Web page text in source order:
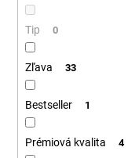
Tip 0
Zľava 33
Bestseller 1
Prémiová kvalita 4
O